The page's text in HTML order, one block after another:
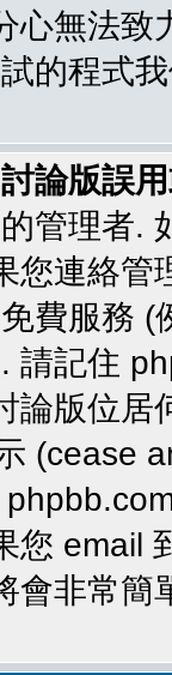
心無法
的程式
論版誤
管理者.
您連絡
費服務
請記住
論版位
(cease
您 email
會非常簡